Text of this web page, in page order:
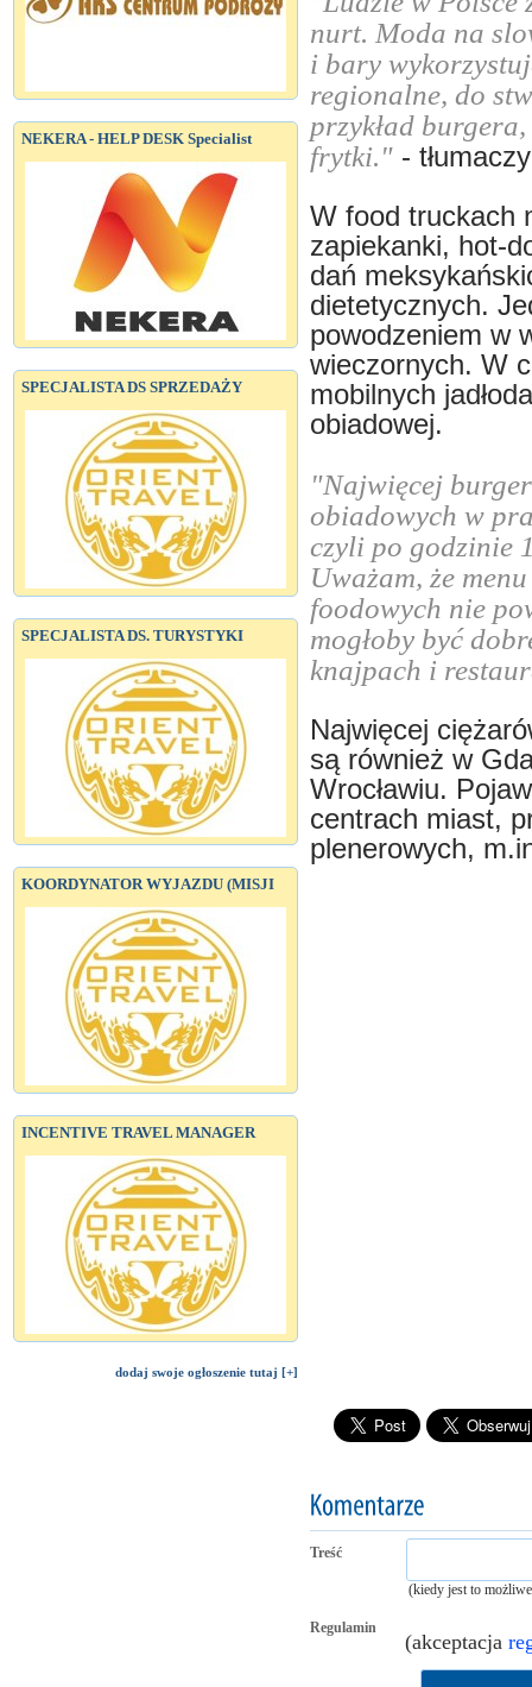
NEKERA - HELP DESK Specialist
SPECJALISTA DS SPRZEDAŻY
SPECJALISTA DS. TURYSTYKI
KOORDYNATOR WYJAZDU (MISJI
INCENTIVE TRAVEL MANAGER
dodaj swoje ogłoszenie tutaj [+]
nurt. Moda na
i bary
regionalne, do
przykład
frytki." -
W food truckach
zapiekanki, hot-
dań
dietetycznych.
powodzeniem w
wieczornych. W
mobilnych
obiadowej.
"Najwięcej
obiadowych w
czyli po godzinie
Uważam, że
foodowych nie
mogłoby być
knajpach i
Najwięcej
są również w
Wrocławiu.
centrach miast,
plenerowych,
Treść
(kiedy jest to
Regulamin
(akceptacja